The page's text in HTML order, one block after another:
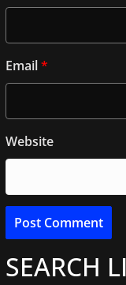
Email*
Website
SEARCH